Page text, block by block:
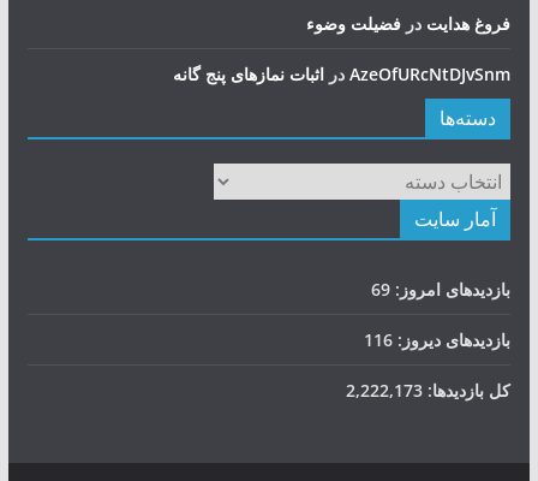
فروغ هدایت در فضيلت وضوء
AzeOfURcNtDJvSnmدر اثبات نمازهای پنج گانه
دسته‌ها
دسته‌ها
آمار سایت
بازدیدهای امروز: 69
بازدیدهای دیروز: 116
کل بازدیدها: 2,222,173